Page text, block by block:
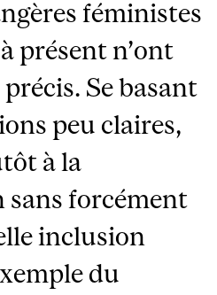
féministes
présent n’ont
Se basant
peu claires,
à la
forcément
inclusion
du